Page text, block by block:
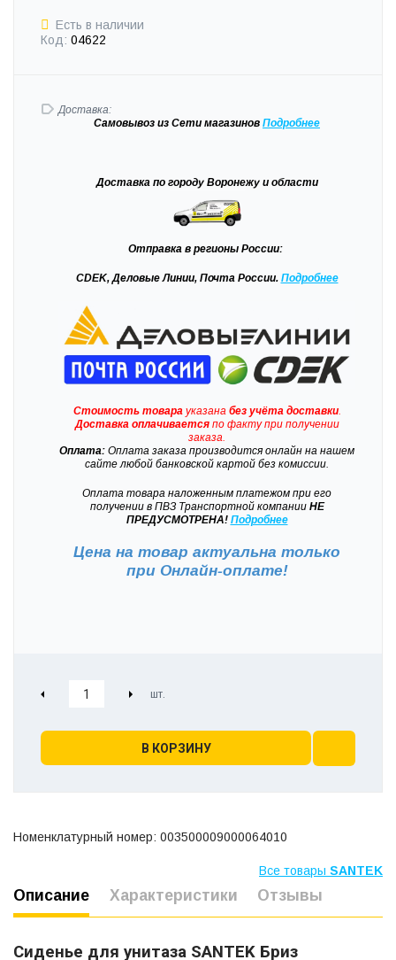
Есть в наличии
Код: 04622
Доставка:
Самовывоз из Сети магазинов Подробнее
Доставка по городу Воронежу и области
Отправка в регионы России:
CDEK, Деловые Линии, Почта России. Подробнее
Стоимость товарауказана без учёта доставки.
Доставкаоплачиваетсяпо факту при получении
заказа.
Оплата: Оплата заказа производится онлайн на нашем
сайте любой банковской картой без комиссии.
Оплата товара наложенным платежом при его
получении в ПВЗ Транспортной компанииНЕ
ПРЕДУСМОТРЕНА! Подробнее
Цена на товар актуальна только
при Онлайн-оплате!
В КОРЗИНУ
Номенклатурный номер: 003500009000064010
Все товары SANTEK
Описание Характеристики Отзывы
Сиденье для унитаза SANTEK Бриз